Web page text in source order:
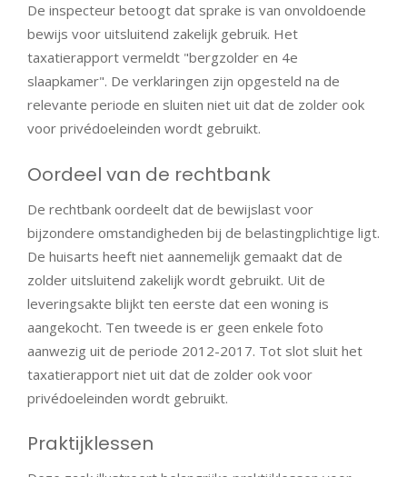
De inspecteur betoogt dat sprake is van onvoldoende
bewijs voor uitsluitend zakelijk gebruik. Het
taxatierapport vermeldt "bergzolder en 4e
slaapkamer". De verklaringen zijn opgesteld na de
relevante periode en sluiten niet uit dat de zolder ook
voor privédoeleinden wordt gebruikt.
Oordeel van de rechtbank
De rechtbank oordeelt dat de bewijslast voor
bijzondere omstandigheden bij de belastingplichtige ligt.
De huisarts heeft niet aannemelijk gemaakt dat de
zolder uitsluitend zakelijk wordt gebruikt. Uit de
leveringsakte blijkt ten eerste dat een woning is
aangekocht. Ten tweede is er geen enkele foto
aanwezig uit de periode 2012-2017. Tot slot sluit het
taxatierapport niet uit dat de zolder ook voor
privédoeleinden wordt gebruikt.
Praktijklessen